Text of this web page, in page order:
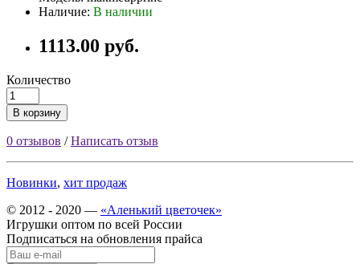
Наличие: В наличии
1113.00 руб.
Количество
В корзину
0 отзывов /Написать отзыв
Новинки, хит продаж
© 2012 - 2020 — «Аленький цветочек»
Игрушки оптом по всей России
Подписаться на обновления прайса